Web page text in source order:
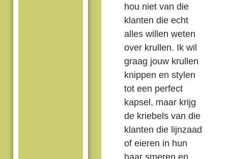
hou niet van die
klanten die echt
alles willen weten
over krullen. Ik wil
graag jouw krullen
knippen en stylen
tot een perfect
kapsel, maar krijg
de kriebels van die
klanten die lijnzaad
of eieren in hun
haar smeren en